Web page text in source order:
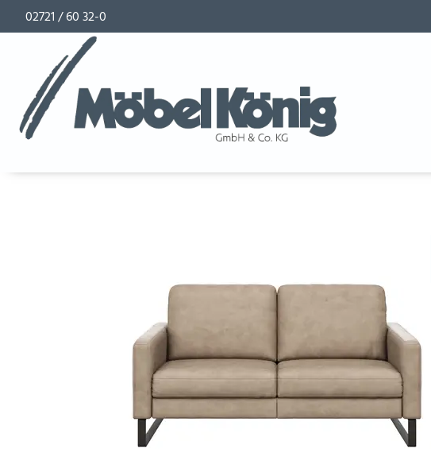
02721 / 60 32-0